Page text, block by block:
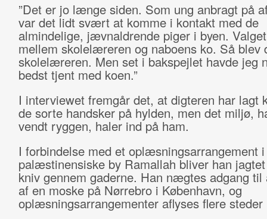
”Det er jo længe siden. Som ung anbragt på
var det lidt svært at komme i kontakt med de
almindelige, jævnaldrende piger i byen.
mellem skolelæreren og naboens ko. Så blev
skolelæreren. Men set i bakspejlet havde jeg
bedst tjent med koen.”
I interviewet fremgår det, at digteren har lagt
de sorte handsker på hylden, men det miljø,
vendt ryggen, haler ind på ham.
I forbindelse med et oplæsningsarrangement
palæstinensiske by Ramallah bliver han
kniv gennem gaderne. Han nægtes adgang til
af en moske på Nørrebro i København, og
oplæsningsarrangementer aflyses flere steder